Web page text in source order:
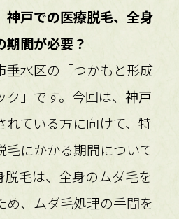
神戸での医療脱毛、全身
期間が必要？
垂水区の「つかもと形成
ク」です。今回は、神戸
れている方に向けて、特
毛にかかる期間について
脱毛は、全身のムダ毛を
め、ムダ毛処理の手間を